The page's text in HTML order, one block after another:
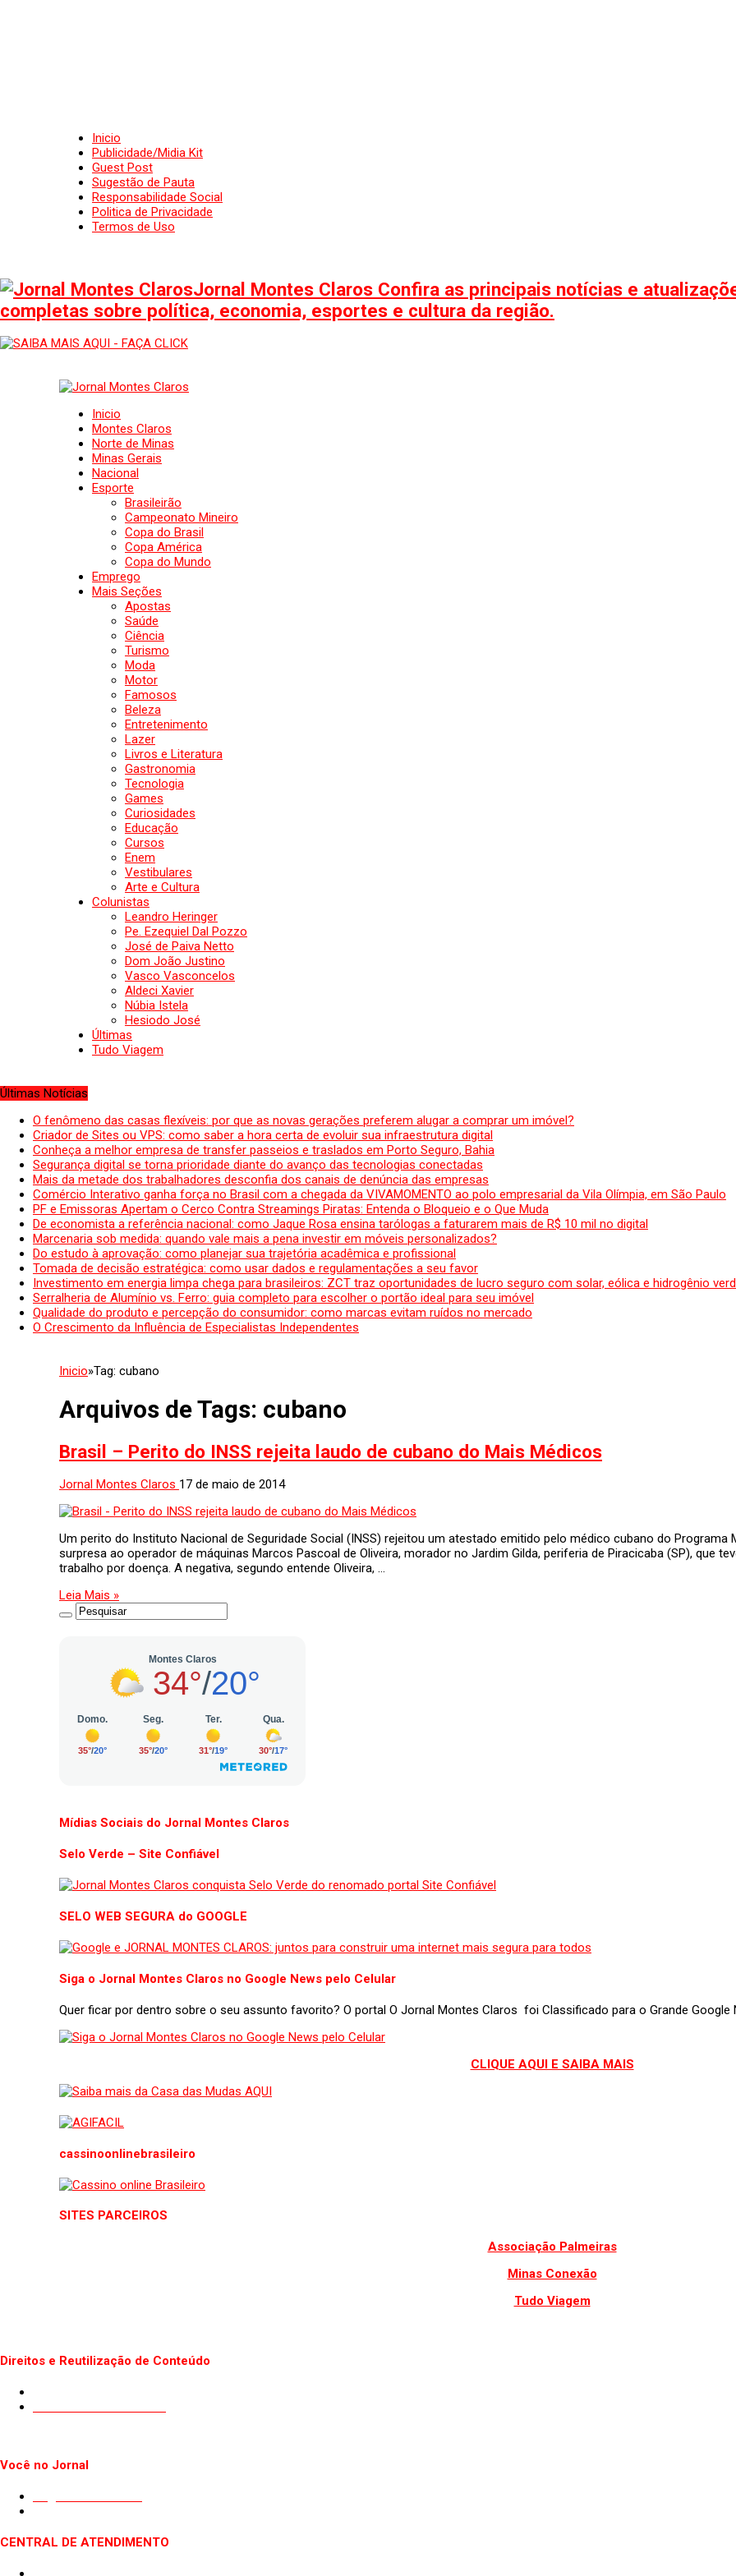
Inicio
Publicidade/Midia Kit
Guest Post
Sugestão de Pauta
Responsabilidade Social
Politica de Privacidade
Termos de Uso
Jornal Montes Claros Confira as principais notícias e
completas sobre política, economia, esportes e cultura da região.
Inicio
Montes Claros
Norte de Minas
Minas Gerais
Nacional
Esporte
Brasileirão
Campeonato Mineiro
Copa do Brasil
Copa América
Copa do Mundo
Emprego
Mais Seções
Apostas
Saúde
Ciência
Turismo
Moda
Motor
Famosos
Beleza
Entretenimento
Lazer
Livros e Literatura
Gastronomia
Tecnologia
Games
Curiosidades
Educação
Cursos
Enem
Vestibulares
Arte e Cultura
Colunistas
Leandro Heringer
Pe. Ezequiel Dal Pozzo
José de Paiva Netto
Dom João Justino
Vasco Vasconcelos
Aldeci Xavier
Núbia Istela
Hesiodo José
Últimas
Tudo Viagem
Últimas Notícias
O fenômeno das casas flexíveis: por que as novas gerações preferem alugar a comprar um imóvel?
Criador de Sites ou VPS: como saber a hora certa de evoluir sua infraestrutura digital
Conheça a melhor empresa de transfer passeios e traslados em Porto Seguro, Bahia
Segurança digital se torna prioridade diante do avanço das tecnologias conectadas
Mais da metade dos trabalhadores desconfia dos canais de denúncia das empresas
Comércio Interativo ganha força no Brasil com a chegada da VIVAMOMENTO ao polo empresarial da Vila Olímpia, em São Paulo
PF e Emissoras Apertam o Cerco Contra Streamings Piratas: Entenda o Bloqueio e o Que Muda
De economista a referência nacional: como Jaque Rosa ensina tarólogas a faturarem mais de R$ 10 mil no digital
Marcenaria sob medida: quando vale mais a pena investir em móveis personalizados?
Do estudo à aprovação: como planejar sua trajetória acadêmica e profissional
Tomada de decisão estratégica: como usar dados e regulamentações a seu favor
Investimento em energia limpa chega para brasileiros: ZCT traz oportunidades de lucro seguro com solar, eólica e hidrogênio
Serralheria de Alumínio vs. Ferro: guia completo para escolher o portão ideal para seu imóvel
Qualidade do produto e percepção do consumidor: como marcas evitam ruídos no mercado
O Crescimento da Influência de Especialistas Independentes
Inicio»Tag: cubano
Arquivos de Tags: cubano
Brasil – Perito do INSS rejeita laudo de cubano do Mais Médicos
Jornal Montes Claros 17 de maio de 2014
Um perito do Instituto Nacional de Seguridade Social (INSS) rejeitou um atestado emitido pelo médico cubano do Programa
surpresa ao operador de máquinas Marcos Pascoal de Oliveira, morador no Jardim Gilda, periferia de Piracicaba (SP), que
trabalho por doença. A negativa, segundo entende Oliveira, …
Leia Mais »
Mídias Sociais do Jornal Montes Claros
Selo Verde – Site Confiável
SELO WEB SEGURA do GOOGLE
Siga o Jornal Montes Claros no Google News pelo Celular
Quer ficar por dentro sobre o seu assunto favorito? O portal O Jornal Montes Claros foi Classificado para o Grande Google
CLIQUE AQUI E SAIBA MAIS
cassinoonlinebrasileiro
SITES PARCEIROS
Associação Palmeiras
Minas Conexão
Tudo Viagem
Direitos e Reutilização de Conteúdo
Você no Jornal
CENTRAL DE ATENDIMENTO